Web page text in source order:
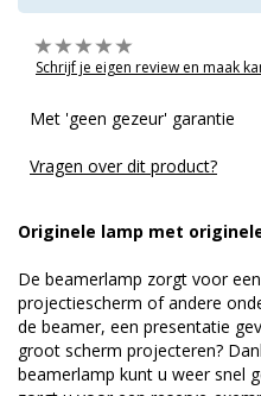
Schrijf je eigen review en maak
Met 'geen gezeur' garantie
Vragen over dit product?
Originele lamp met
De beamerlamp zorgt voor
projectiescherm of andere
de beamer, een presentatie
groot scherm projecteren?
beamerlamp kunt u weer snel